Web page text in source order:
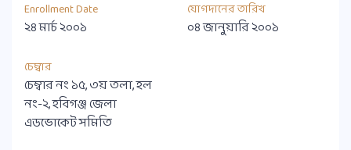
Enrollment Date
২৪ মার্চ ২০০১
যোগদানের তারিখ
০৪ জানুয়ারি ২০০১
চেম্বার
চেম্বার নং ১৫, ৩য় তলা, হল
নং-২, হবিগঞ্জ জেলা
এডভোকেট সমিতি